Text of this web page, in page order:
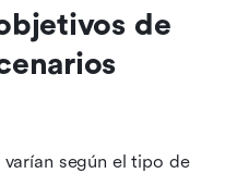
de
según el tipo de